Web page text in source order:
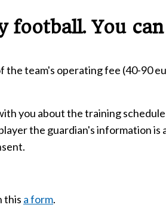
football. You
team's operating fee (40-90
you about the training
the guardian's information is
this a form.